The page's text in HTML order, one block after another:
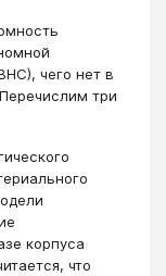
чего нет в
три
корпуса
что